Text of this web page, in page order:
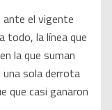
ante el vigente
todo, la línea que
la que suman
sola derrota
que casi ganaron